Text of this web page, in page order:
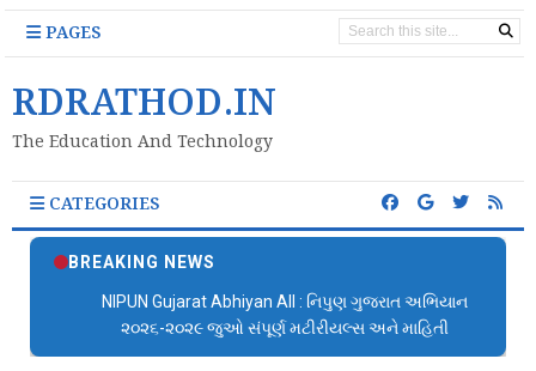
PAGES
RDRATHOD.IN
The Education And Technology
CATEGORIES
BREAKING NEWS
NIPUN Gujarat Abhiyan All : નિપુણ ગુજરાત અભિયાન
૨૦૨૬-૨૦૨૯ જુઓ સંપૂર્ણ મટીરીયલ્સ અને માહિતી